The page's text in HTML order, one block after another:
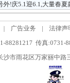
| 广告业务 |
法律声
88281217 传真:0731-
沙市雨花区万家丽中